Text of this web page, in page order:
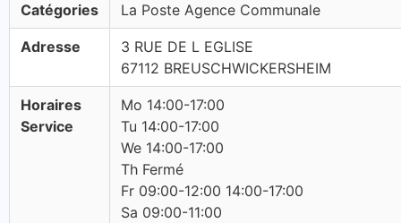
Catégories La Poste Agence Communale
Adresse
3 RUE DE L EGLISE
67112 BREUSCHWICKERSHEIM
Horaires
Service
Mo 14:00-17:00
Tu 14:00-17:00
We 14:00-17:00
Th Fermé
Fr 09:00-12:00 14:00-17:00
Sa 09:00-11:00